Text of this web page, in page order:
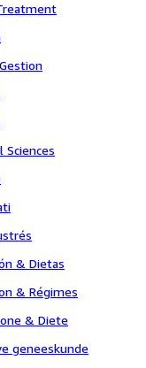
Sciences
& Dietas
& Régimes
& Diete
geneeskunde